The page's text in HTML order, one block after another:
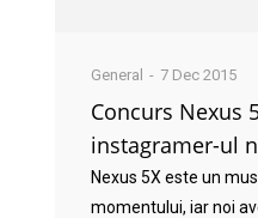
General 7 Dec 2015
Concurs Nexus
instagramer-ul
Nexus 5X este un
momentului, iar noi